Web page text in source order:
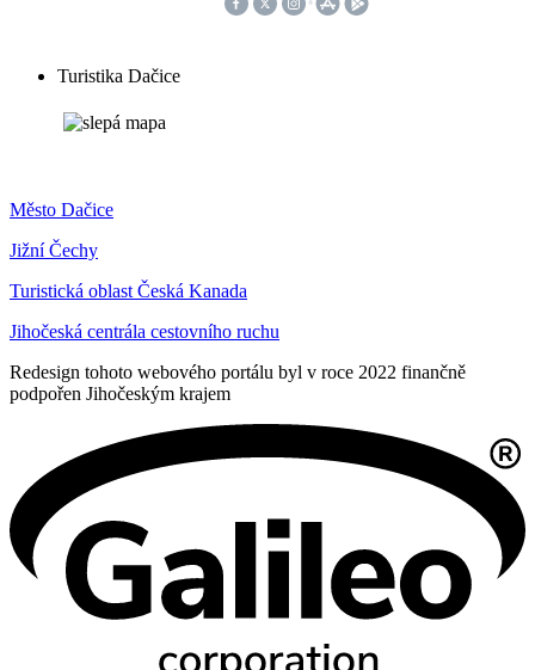
Turistika Dačice
Město Dačice
Jižní Čechy
Turistická oblast Česká Kanada
Jihočeská centrála cestovního ruchu
Redesign tohoto webového portálu byl v roce 2022 finančně
podpořen Jihočeským krajem